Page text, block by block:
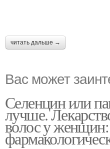
читать дальше →
Вас может
Селенцин или
лучше.
волос у